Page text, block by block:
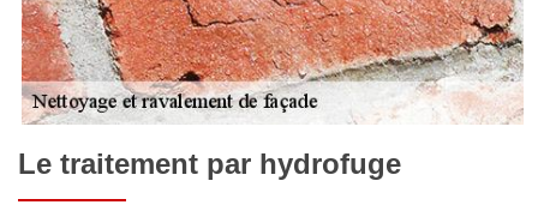
Le traitement par hydrofuge